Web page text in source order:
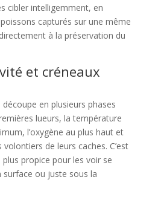
cibler intelligemment, en
capturés sur une même
à la préservation du
et créneaux
en plusieurs phases
lueurs, la température
l’oxygène au plus haut et
de leurs caches. C’est
propice pour les voir se
ou juste sous la